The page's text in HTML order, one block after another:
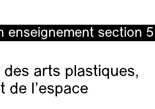
enseignement section
des arts plastiques,
de l’espace